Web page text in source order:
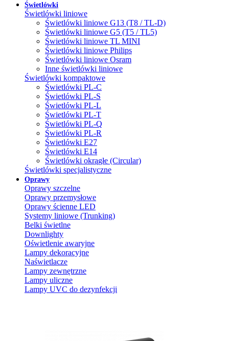
Świetlówki
Świetlówki liniowe
Świetlówki liniowe G13 (T8 / TL-D)
Świetlówki liniowe G5 (T5 / TL5)
Świetlówki liniowe TL MINI
Świetlówki liniowe Philips
Świetlówki liniowe Osram
Inne świetlówki liniowe
Świetlówki kompaktowe
Świetlówki PL-C
Świetlówki PL-S
Świetlówki PL-L
Świetlówki PL-T
Świetlówki PL-Q
Świetlówki PL-R
Świetlówki E27
Świetlówki E14
Świetlówki okrągłe (Circular)
Świetlówki specjalistyczne
Oprawy
Oprawy szczelne
Oprawy przemysłowe
Oprawy ścienne LED
Systemy liniowe (Trunking)
Belki świetlne
Downlighty
Oświetlenie awaryjne
Lampy dekoracyjne
Naświetlacze
Lampy zewnętrzne
Lampy uliczne
Lampy UVC do dezynfekcji